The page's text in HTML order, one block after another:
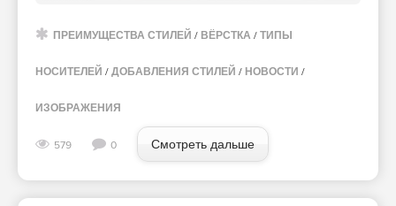
ПРЕИМУЩЕСТВА СТИЛЕЙ / ВЁРСТКА / ТИПЫ
НОСИТЕЛЕЙ / ДОБАВЛЕНИЯ СТИЛЕЙ / НОВОСТИ /
ИЗОБРАЖЕНИЯ
579 0 Смотреть дальше